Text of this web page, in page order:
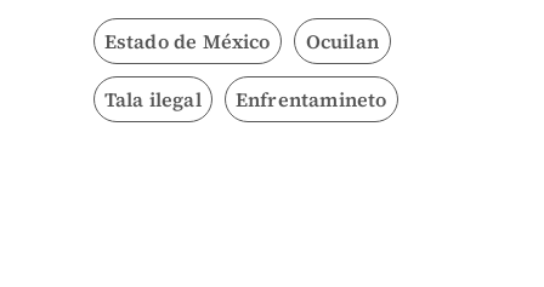
Estado de México Ocuilan
Tala ilegal Enfrentamineto